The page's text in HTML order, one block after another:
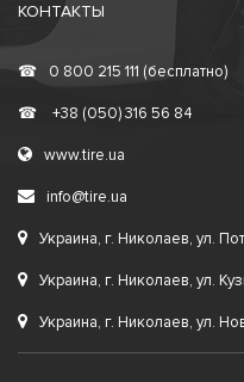
КОНТАКТЫ
☎ 0 800 215 111 (бесплатно)
☎ +38 (050) 316 56 84
www.tire.ua
info@tire.ua
Украина, г. Николаев, ул.
Украина, г. Николаев, ул.
Украина, г. Николаев, ул.